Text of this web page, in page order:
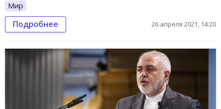
Мир
Подробнее 26 апреля 2021, 14:20